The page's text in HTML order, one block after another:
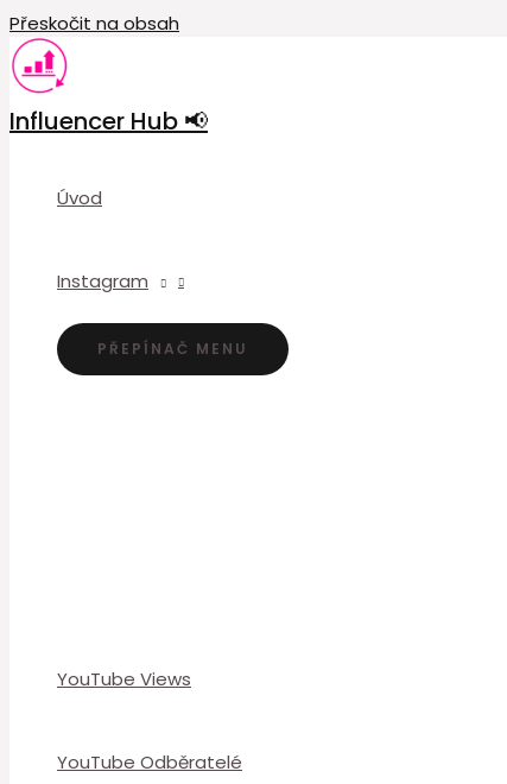
Přeskočit na obsah
Influencer Hub 📢
Úvod
Instagram
PŘEPÍNAČ MENU
YouTube Views
YouTube Odběratelé